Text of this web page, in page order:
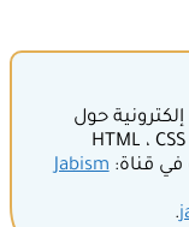
حول
كيفية بناء موقع ويب ناجح : ووردبريس ، HTML ، CSS
في قناة:Jabism
.